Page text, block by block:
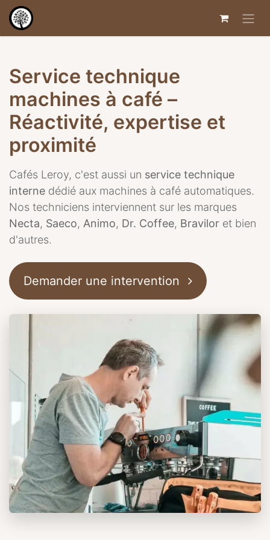
Service technique
machines à café –
Réactivité, expertise et
proximité
Cafés Leroy, c'est aussi un service technique
interne dédié aux machines à café automatiques.
Nos techniciens interviennent sur les marques
Necta, Saeco, Animo, Dr. Coffee, Bravilor et bien
d'autres.
Demander une intervention